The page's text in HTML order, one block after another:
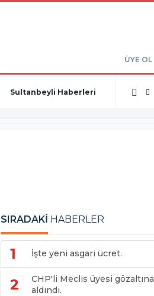
ÜYE OL
Sultanbeyli Haberleri
SIRADAKİ HABERLER
1 İşte yeni asgari ücret.
2
CHP'li Meclis üyesi gözaltına
aldındı.